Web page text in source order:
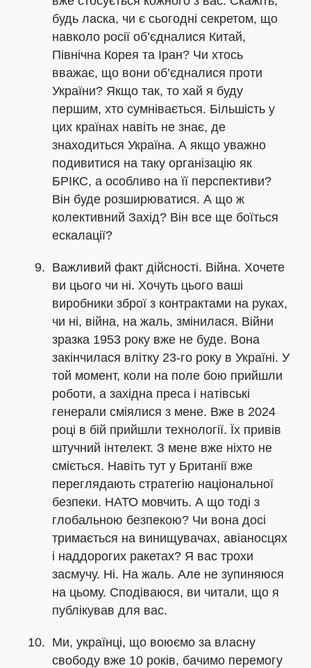
будь ласка, чи є сьогодні секретом, що
навколо росії об’єдналися Китай,
Північна Корея та Іран? Чи хтось
вважає, що вони об’єдналися проти
України? Якщо так, то хай я буду
першим, хто сумнівається. Більшість у
цих країнах навіть не знає, де
знаходиться Україна. А якщо уважно
подивитися на таку організацію як
БРІКС, а особливо на її перспективи?
Він буде розширюватися. А що ж
колективний Захід? Він все ще боїться
ескалації?
Важливий факт дійсності. Війна. Хочете
ви цього чи ні. Хочуть цього ваші
виробники зброї з контрактами на руках,
чи ні, війна, на жаль, змінилася. Війни
зразка 1953 року вже не буде. Вона
закінчилася влітку 23-го року в Україні. У
той момент, коли на поле бою прийшли
роботи, а західна преса і натівські
генерали сміялися з мене. Вже в 2024
році в бій прийшли технології. Їх привів
штучний інтелект. З мене вже ніхто не
сміється. Навіть тут у Британії вже
переглядають стратегію національної
безпеки. НАТО мовчить. А що тоді з
глобальною безпекою? Чи вона досі
тримається на винищувачах, авіаносцях
і наддорогих ракетах? Я вас трохи
засмучу. Ні. На жаль. Але не зупиняюся
на цьому. Сподіваюся, ви читали, що я
публікував для вас.
Ми, українці, що воюємо за власну
свободу вже 10 років, бачимо перемогу